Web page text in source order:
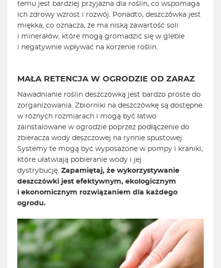
temu jest bardziej przyjazna dla roślin, co wspomaga
ich zdrowy wzrost i rozwój. Ponadto, deszczówka jest
miękka, co oznacza, że ma niską zawartość soli
i minerałów, które mogą gromadzić się w glebie
i negatywnie wpływać na korzenie roślin.
MAŁA RETENCJA W OGRODZIE OD ZARAZ
Nawadnianie roślin deszczówką jest bardzo proste do
zorganizowania. Zbiorniki na deszczówkę są dostępne
w różnych rozmiarach i mogą być łatwo
zainstalowane w ogrodzie poprzez podłączenie do
zbieracza wody deszczowej na rynnie spustowej.
Systemy te mogą być wyposażone w pompy i kraniki,
które ułatwiają pobieranie wody i jej
dystrybucję. Zapamiętaj, że wykorzystywanie
deszczówki jest efektywnym, ekologicznym
i ekonomicznym rozwiązaniem dla każdego
ogrodu.